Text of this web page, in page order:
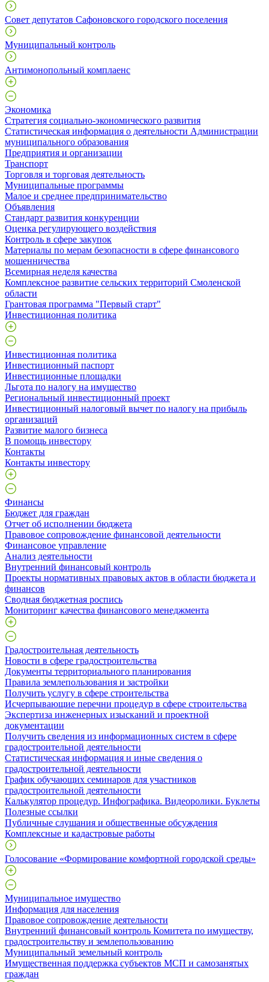
Совет депутатов Сафоновского городского поселения
Муниципальный контроль
Антимонопольный комплаенс
Экономика
Стратегия социально-экономического развития
Статистическая информация о деятельности Администрации
муниципального образования
Предприятия и организации
Транспорт
Торговля и торговая деятельность
Муниципальные программы
Малое и среднее предпринимательство
Объявления
Стандарт развития конкуренции
Оценка регулирующего воздействия
Контроль в сфере закупок
Материалы по мерам безопасности в сфере финансового
мошенничества
Всемирная неделя качества
Комплексное развитие сельских территорий Смоленской
области
Грантовая программа "Первый старт"
Инвестиционная политика
Инвестиционная политика
Инвестиционный паспорт
Инвестиционные площадки
Льгота по налогу на имущество
Региональный инвестиционный проект
Инвестиционный налоговый вычет по налогу на прибыль
организаций
Развитие малого бизнеса
В помощь инвестору
Контакты
Контакты инвестору
Финансы
Бюджет для граждан
Отчет об исполнении бюджета
Правовое сопровождение финансовой деятельности
Финансовое управление
Анализ деятельности
Внутренний финансовый контроль
Проекты нормативных правовых актов в области бюджета и
финансов
Сводная бюджетная роспись
Мониторинг качества финансового менеджмента
Градостроительная деятельность
Новости в сфере градостроительства
Документы территориального планирования
Правила землепользования и застройки
Получить услугу в сфере строительства
Исчерпывающие перечни процедур в сфере строительства
Экспертиза инженерных изысканий и проектной
документации
Получить сведения из информационных систем в сфере
градостроительной деятельности
Статистическая информация и иные сведения о
градостроительной деятельности
График обучающих семинаров для участников
градостроительной деятельности
Калькулятор процедур. Инфографика. Видеоролики. Буклеты
Полезные ссылки
Публичные слушания и общественные обсуждения
Комплексные и кадастровые работы
Голосование «Формирование комфортной городской среды»
Муниципальное имущество
Информация для населения
Правовое сопровождение деятельности
Внутренний финансовый контроль Комитета по имуществу,
градостроительству и землепользованию
Муниципальный земельный контроль
Имущественная поддержка субъектов МСП и самозанятых
граждан